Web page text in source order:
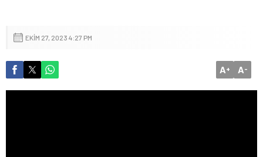
EKIM 27, 2023 4:27 PM
A+ A-